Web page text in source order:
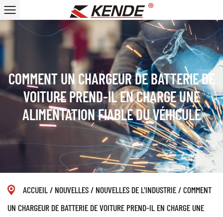
COMMENT UN CHARGEUR DE BATTERIE DE
VOITURE PREND-IL EN CHARGE UNE
ALIMENTATION FIABLE DU VÉHICULE
ACCUEIL/ NOUVELLES/ NOUVELLES DE L'INDUSTRIE/COMMENT
UN CHARGEUR DE BATTERIE DE VOITURE PREND-IL EN CHARGE UNE